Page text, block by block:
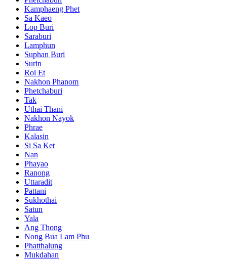
Kamphaeng Phet
Sa Kaeo
Lop Buri
Saraburi
Lamphun
Suphan Buri
Surin
Roi Et
Nakhon Phanom
Phetchaburi
Tak
Uthai Thani
Nakhon Nayok
Phrae
Kalasin
Si Sa Ket
Nan
Phayao
Ranong
Uttaradit
Pattani
Sukhothai
Satun
Yala
Ang Thong
Nong Bua Lam Phu
Phatthalung
Mukdahan